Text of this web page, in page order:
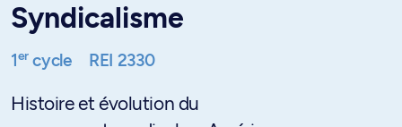
Syndicalisme
1ercycle REI 2330
Histoire et évolution du